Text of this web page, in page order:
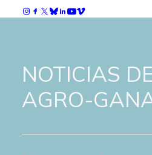
NOTICIAS
AGRO-